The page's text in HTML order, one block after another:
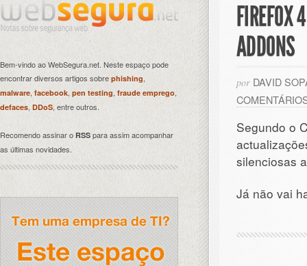
FIREFOX
ADDONS
por DAVID
Segundo o
silenciosas
Já não vai
Bem-vindo ao WebSegura.net. Neste espaço pode
encontrar diversos artigos sobre phishing,
malware, facebook, pen testing fraude emprego,
defaces, DDoS, entre outros.
Recomendo assinar o RSS para assim acompanhar
as últimas novidades.